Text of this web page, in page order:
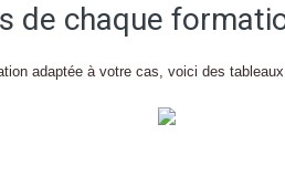
de chaque
adaptée à votre cas, voici des